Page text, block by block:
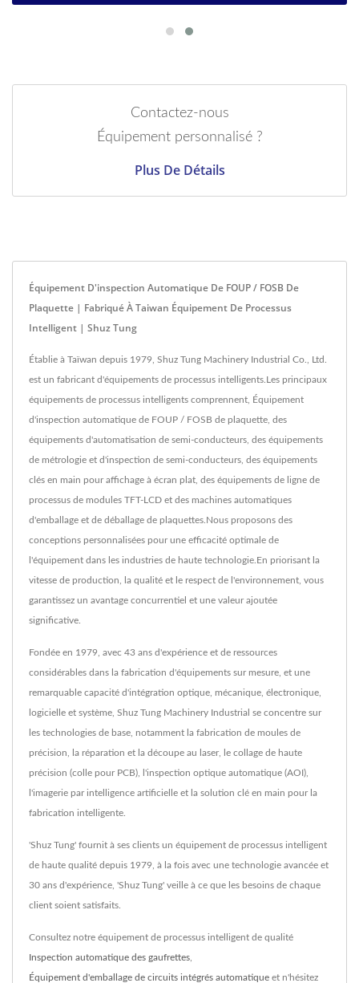
Contactez-nous
Équipement personnalisé ?
Plus De Détails
Équipement D'inspection Automatique De FOUP / FOSB De
Plaquette | Fabriqué À Taiwan Équipement De Processus
Intelligent | Shuz Tung
Établie à Taïwan depuis 1979, Shuz Tung Machinery Industrial Co., Ltd.
est un fabricant d'équipements de processus intelligents.Les principaux
équipements de processus intelligents comprennent, Équipement
d'inspection automatique de FOUP / FOSB de plaquette, des
équipements d'automatisation de semi-conducteurs, des équipements
de métrologie et d'inspection de semi-conducteurs, des équipements
clés en main pour affichage à écran plat, des équipements de ligne de
processus de modules TFT-LCD et des machines automatiques
d'emballage et de déballage de plaquettes.Nous proposons des
conceptions personnalisées pour une efficacité optimale de
l'équipement dans les industries de haute technologie.En priorisant la
vitesse de production, la qualité et le respect de l'environnement, vous
garantissez un avantage concurrentiel et une valeur ajoutée
significative.
Fondée en 1979, avec 43 ans d'expérience et de ressources
considérables dans la fabrication d'équipements sur mesure, et une
remarquable capacité d'intégration optique, mécanique, électronique,
logicielle et système, Shuz Tung Machinery Industrial se concentre sur
les technologies de base, notamment la fabrication de moules de
précision, la réparation et la découpe au laser, le collage de haute
précision (colle pour PCB), l'inspection optique automatique (AOI),
l'imagerie par intelligence artificielle et la solution clé en main pour la
fabrication intelligente.
'Shuz Tung' fournit à ses clients un équipement de processus intelligent
de haute qualité depuis 1979, à la fois avec une technologie avancée et
30 ans d'expérience, 'Shuz Tung' veille à ce que les besoins de chaque
client soient satisfaits.
Consultez notre équipement de processus intelligent de qualité
Inspection automatique des gaufrettes
Équipement d'emballage de circuits intégrés automatique et n'hésitez